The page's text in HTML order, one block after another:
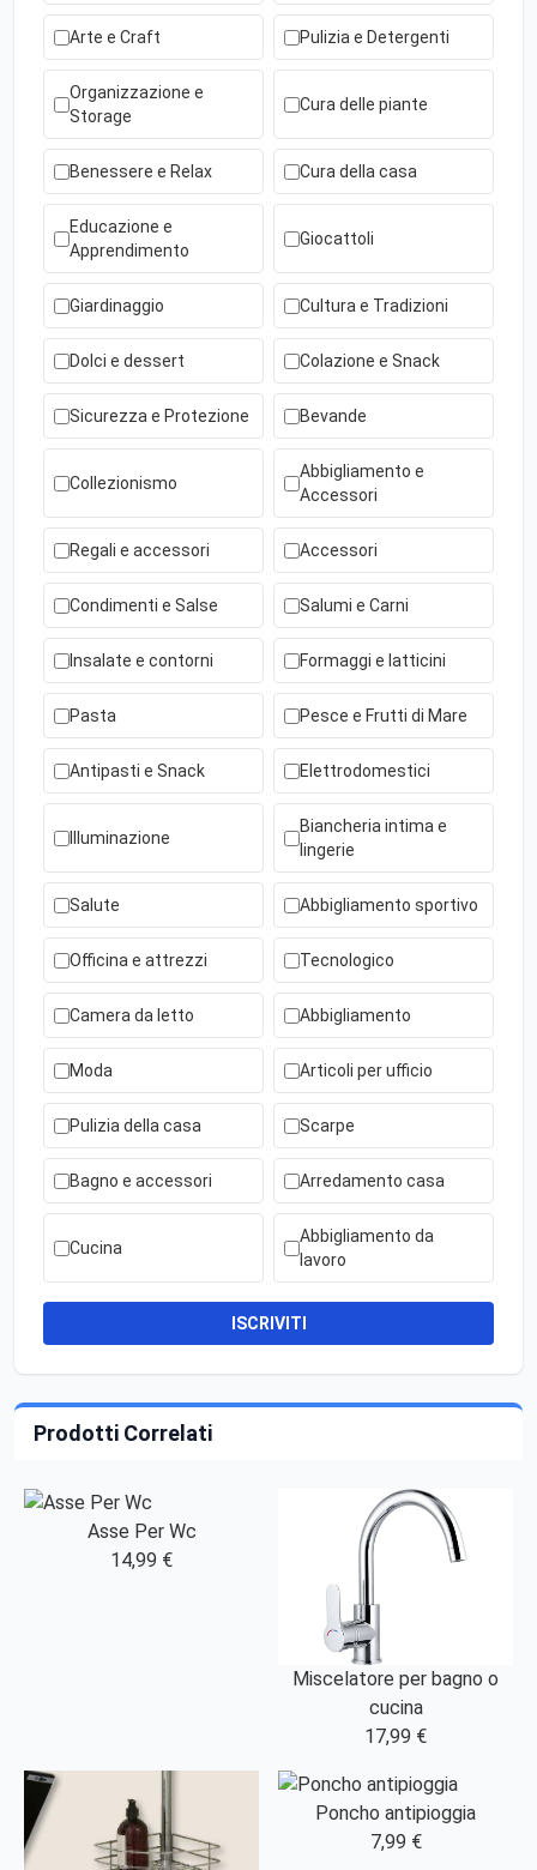
Arte e Craft Pulizia e Detergenti
Organizzazione e
Storage
Cura delle piante
Benessere e Relax Cura della casa
Educazione e
Apprendimento
Giocattoli
Giardinaggio Cultura e Tradizioni
Dolci e dessert Colazione e Snack
Sicurezza e Protezione Bevande
Collezionismo
Abbigliamento e
Accessori
Regali e accessori Accessori
Condimenti e Salse Salumi e Carni
Insalate e contorni Formaggi e latticini
Pasta Pesce e Frutti di Mare
Antipasti e Snack Elettrodomestici
Illuminazione
Biancheria intima e
lingerie
Salute Abbigliamento sportivo
Officina e attrezzi Tecnologico
Camera da letto Abbigliamento
Moda Articoli per ufficio
Pulizia della casa Scarpe
Bagno e accessori Arredamento casa
Cucina
Abbigliamento da
lavoro
ISCRIVITI
Prodotti Correlati
Asse Per Wc
14,99 €
Miscelatore per bagno o
cucina
17,99 €
Poncho antipioggia
7,99 €